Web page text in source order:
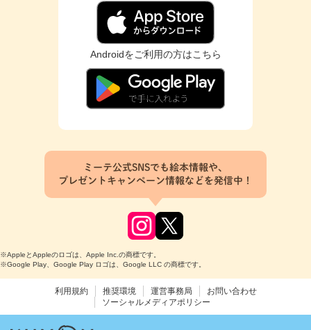
Androidをご利用の方はこちら
ミーテ公式SNSでも絵本情報や、
プレゼントキャンペーン情報などを発信中！
※AppleとAppleのロゴは、Apple Inc.の商標です。
※Google Play、Google Play ロゴは、Google LLC の商標です。
利用規約 推奨環境 運営事務局
お問い合わせ
ソーシャルメディアポリシー